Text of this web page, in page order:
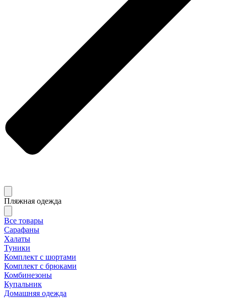
Пляжная одежда
Все товары
Сарафаны
Халаты
Туники
Комплект с шортами
Комплект с брюками
Комбинезоны
Купальник
Домашняя одежда